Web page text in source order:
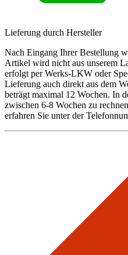
Lieferung durch Hersteller
Nach Eingang Ihrer Bestellung
Artikel wird nicht aus unserem
erfolgt per Werks-LKW oder
Lieferung auch direkt aus dem
beträgt maximal 12 Wochen. In
zwischen 6-8 Wochen zu
erfahren Sie unter der